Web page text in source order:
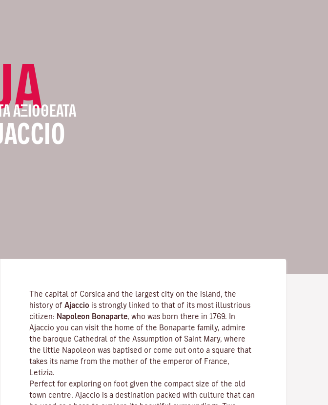
ΑΞΙΟΘΈΑΤΑ
The capital of Corsica and the largest city on the island, the
history of Ajaccio is strongly linked to that of its most illustrious
citizen: Napoleon Bonaparte , who was born there in 1769. In
Ajaccio you can visit the home of the Bonaparte family, admire
the baroque Cathedral of the Assumption of Saint Mary, where
the little Napoleon was baptised or come out onto a square that
takes its name from the mother of the emperor of France,
Letizia.
Perfect for exploring on foot given the compact size of the old
town centre, Ajaccio is a destination packed with culture that can